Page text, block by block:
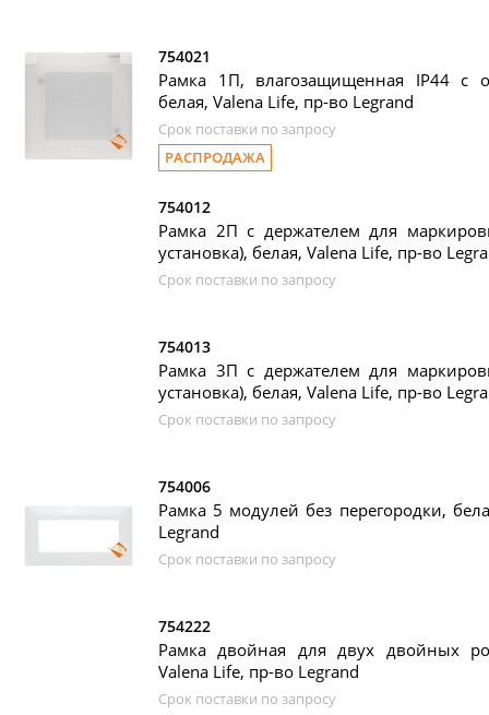
754021
Рамка 1П, влагозащищенная IP44 с
белая, Valena Life, пр-во Legrand
Срок поставки по запросу
РАСПРОДАЖА
754012
Рамка 2П с держателем для
установка), белая, Valena Life, пр-во
Срок поставки по запросу
754013
Рамка 3П с держателем для
установка), белая, Valena Life, пр-во
Срок поставки по запросу
754006
Рамка 5 модулей без перегородки,
Legrand
Срок поставки по запросу
754222
Рамка двойная для двух двойных
Valena Life, пр-во Legrand
Срок поставки по запросу